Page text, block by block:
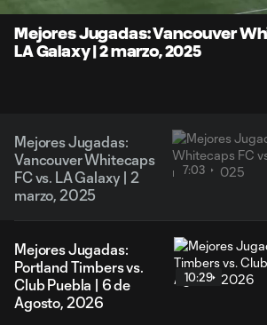
Mejores Jugadas: Vancouver
LA Galaxy | 2 marzo, 2025
Mejores Jugadas:
Vancouver Whitecaps
FC vs. LA Galaxy | 2
marzo, 2025
7:03
Mejores Jugadas:
Portland Timbers vs.
Club Puebla | 6 de
Agosto, 2026
10:29